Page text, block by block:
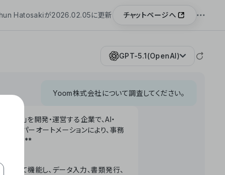
Hatosakiが2026.02.05に更新 チャットページへ
GPT-5.1(OpenAI)
Yoom株式会社について調査してください。
」を開発・運営する企業で、AI・
ハイパーオートメーションにより、事務
ます。**
して機能し、データ入力、書類発行、